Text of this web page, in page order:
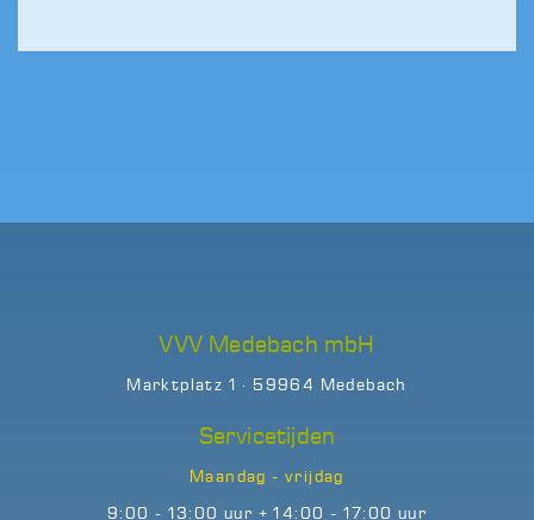
VVV Medebach mbH
Marktplatz 1 · 59964 Medebach
Servicetijden
Maandag - vrijdag
9:00 - 13:00 uur + 14:00 - 17:00 uur